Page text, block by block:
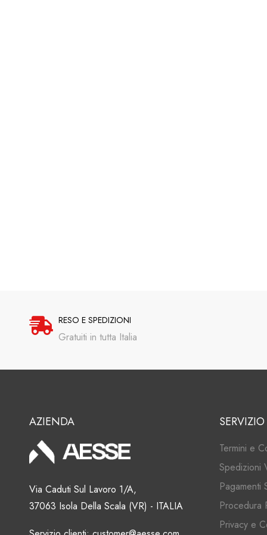
RESO E SPEDIZIONI
Gratuiti in tutta Italia
AZIENDA
Via Caduti Sul Lavoro 1/A,
37063 Isola Della Scala (VR) - ITALIA
Termini e
Spedizioni
Pagamenti
Procedura
Privacy e